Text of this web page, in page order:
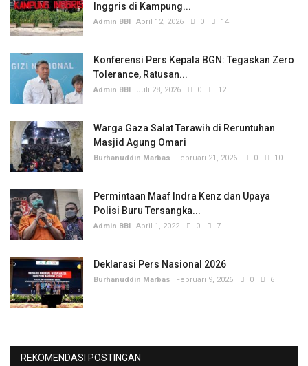
Inggris di Kampung...
Admin BBI April 12, 2026 0 14
Konferensi Pers Kepala BGN: Tegaskan Zero
Tolerance, Ratusan...
Admin BBI Juli 28, 2026 0 12
Warga Gaza Salat Tarawih di Reruntuhan
Masjid Agung Omari
Burhanuddin Marbas Februari 21, 2026 0 10
Permintaan Maaf Indra Kenz dan Upaya
Polisi Buru Tersangka...
Admin BBI April 1, 2022 0 7
Deklarasi Pers Nasional 2026
Burhanuddin Marbas Februari 9, 2026 0 6
REKOMENDASI POSTINGAN